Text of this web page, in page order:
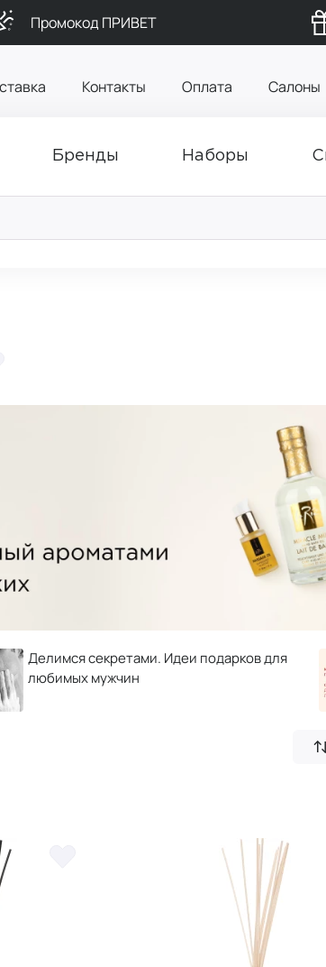
Промокод ПРИВЕТ
Контакты Оплата Салоны
Бренды Наборы
Делимся секретами. Идеи подарков для
любимых мужчин